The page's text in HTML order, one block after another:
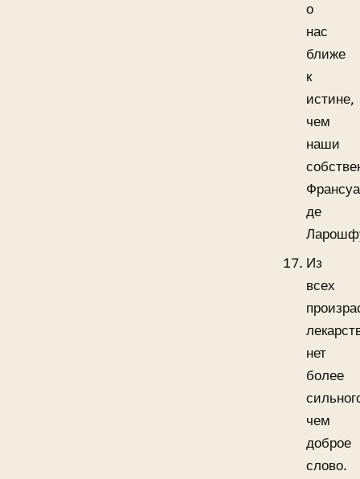
о
нас
ближе
к
истине,
чем
наши
Франсуа
де
Из
всех
нет
более
чем
доброе
слово.